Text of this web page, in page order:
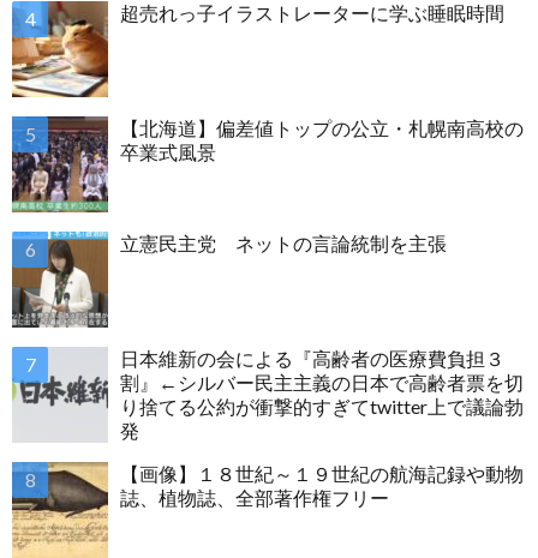
超売れっ子イラストレーターに学ぶ睡眠時間
【北海道】偏差値トップの公立・札幌南高校の
卒業式風景
立憲民主党 ネットの言論統制を主張
日本維新の会による『高齢者の医療費負担３
割』←シルバー民主主義の日本で高齢者票を切
り捨てる公約が衝撃的すぎてtwitter上で議論勃
発
【画像】１８世紀～１９世紀の航海記録や動物
誌、植物誌、全部著作権フリー